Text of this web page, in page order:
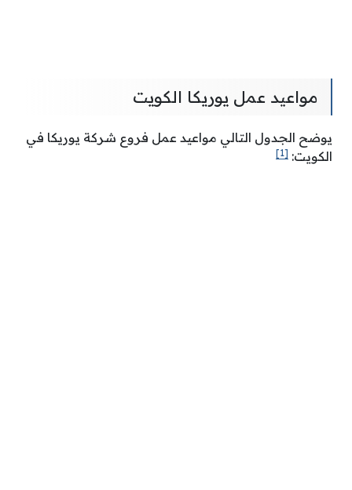
مواعيد عمل يوريكا الكويت
يوضح الجدول التالي مواعيد عمل فروع شركة يوريكا في
الكويت: [1]